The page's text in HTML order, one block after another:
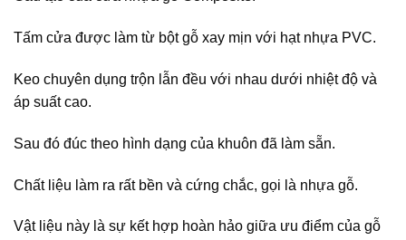
Tấm cửa được làm từ bột gỗ xay mịn với hạt nhựa PVC.
Keo chuyên dụng trộn lẫn đều với nhau dưới nhiệt độ và
áp suất cao.
Sau đó đúc theo hình dạng của khuôn đã làm sẵn.
Chất liệu làm ra rất bền và cứng chắc, gọi là nhựa gỗ.
Vật liệu này là sự kết hợp hoàn hảo giữa ưu điểm của gỗ